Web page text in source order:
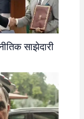
साझेदारी